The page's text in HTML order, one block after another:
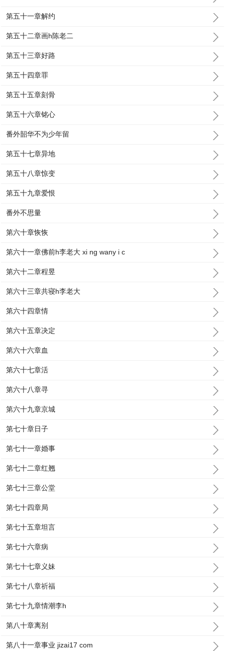
第五十一章解约
第五十二章画h陈老二
第五十三章好路
第五十四章罪
第五十五章刻骨
第五十六章铭心
番外韶华不为少年留
第五十七章异地
第五十八章惊变
第五十九章爱恨
番外不思量
第六十章恢恢
第六十一章佛前h李老大 xi ng wany i c
第六十二章程昱
第六十三章共寝h李老大
第六十四章情
第六十五章决定
第六十六章血
第六十七章活
第六十八章寻
第六十九章京城
第七十章日子
第七十一章婚事
第七十二章红翘
第七十三章公堂
第七十四章局
第七十五章坦言
第七十六章病
第七十七章义妹
第七十八章祈福
第七十九章情潮李h
第八十章离别
第八十一章事业 jizai17 com